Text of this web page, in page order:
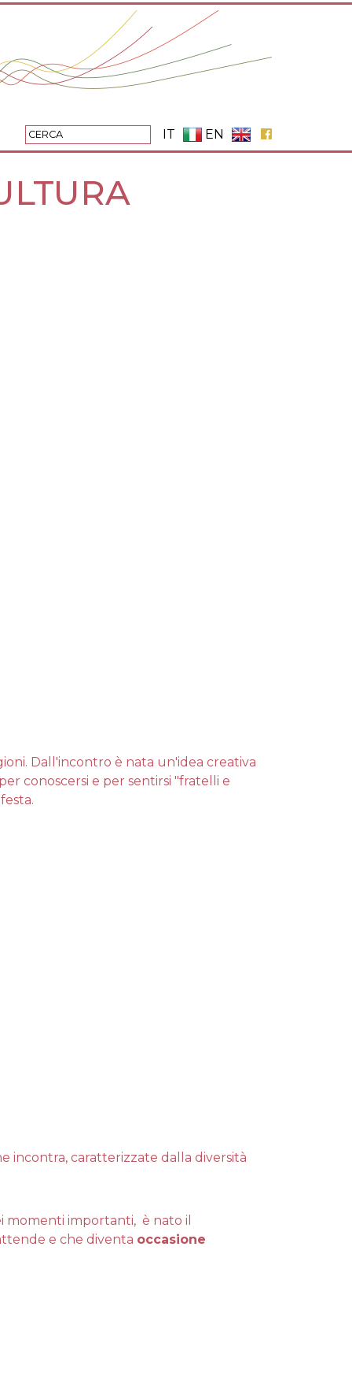
IT EN
Dall'incontro è nata un'idea creativa
conoscersi e per sentirsi "fratelli e
incontra, caratterizzate dalla diversità
momenti importanti, è nato il
e che diventa occasione